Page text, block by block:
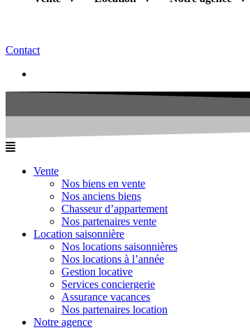
Contact
Vente
Nos biens en vente
Nos anciens biens
Chasseur d’appartement
Nos partenaires vente
Location saisonnière
Nos locations saisonnières
Nos locations à l’année
Gestion locative
Services conciergerie
Assurance vacances
Nos partenaires location
Notre agence